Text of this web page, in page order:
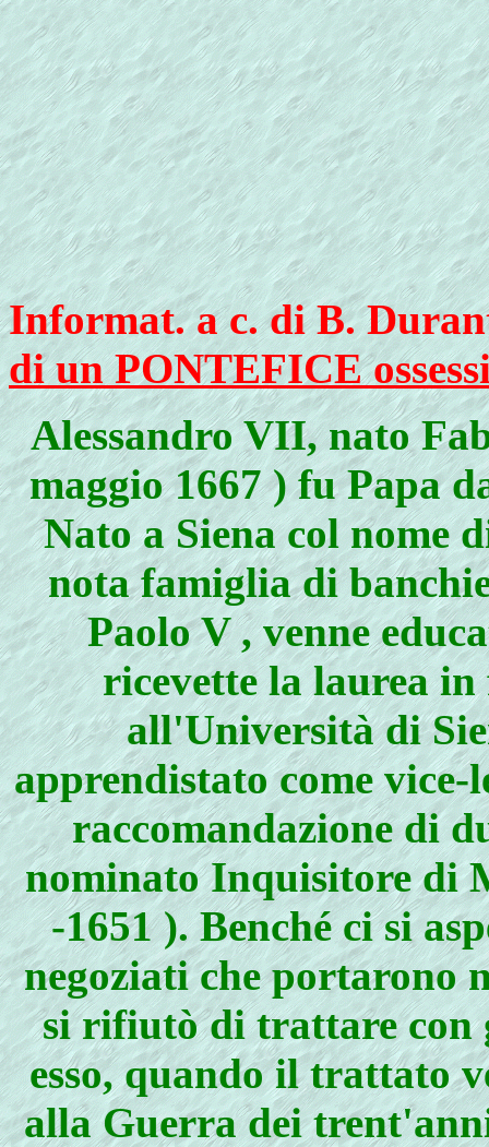
Informat. a c. di B.
di un PONTEFICE
Alessandro VII, nato
maggio 1667 ) fu Papa
Nato a Siena col nome
nota famiglia di
Paolo V , venne
ricevette la laurea
all'Università di
apprendistato come
raccomandazione di
nominato Inquisitore di
-1651 ). Benché ci si
negoziati che portarono
si rifiutò di trattare con
esso, quando il trattato
alla Guerra dei